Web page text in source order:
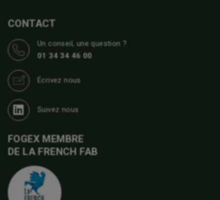
CONTACT
Un conseil, une question ?
01 34 34 46 00
Écrivez nous
Suivez nous
FOGEX MEMBRE
DE LA FRENCH FAB